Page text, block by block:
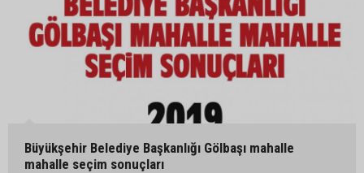
Büyükşehir Belediye Başkanlığı Gölbaşı mahalle
mahalle seçim sonuçları